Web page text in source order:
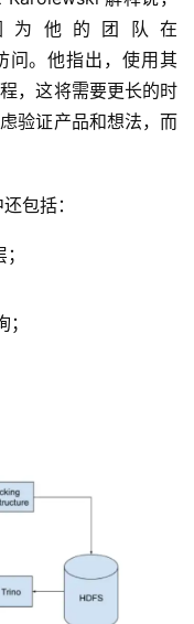
为他的团队在
问。他指出，使用其
，这将需要更长的时
验证产品和想法，而
包括：